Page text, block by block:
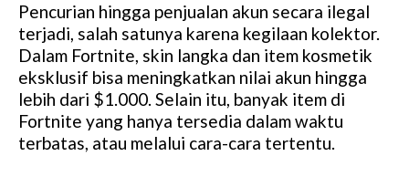
Pencurian hingga penjualan akun secara ilegal
terjadi, salah satunya karena kegilaan kolektor.
Dalam Fortnite, skin langka dan item kosmetik
eksklusif bisa meningkatkan nilai akun hingga
lebih dari $1.000. Selain itu, banyak item di
Fortnite yang hanya tersedia dalam waktu
terbatas, atau melalui cara-cara tertentu.